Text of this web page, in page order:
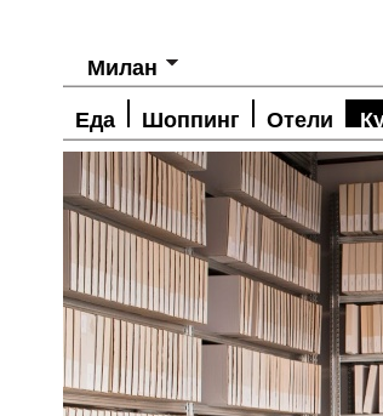
Милан
Еда Шоппинг Отели